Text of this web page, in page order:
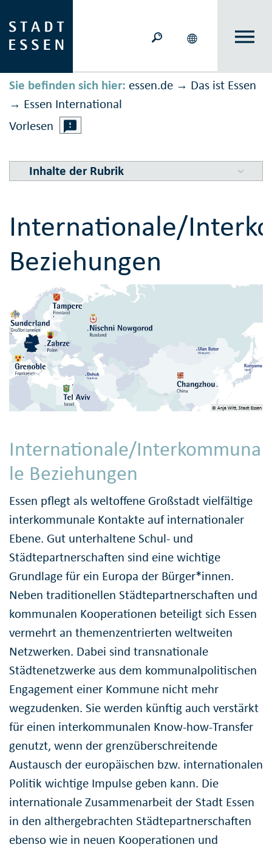
Sie befinden sich hier: essen.de → Das ist Essen
→ Essen International
Vorlesen
Inhalte der Rubrik
Internationale/
Beziehungen
© Anja Witt, Stadt Essen
Internationale/Interkommuna
le Beziehungen
Essen pflegt als weltoffene Großstadt vielfältige
interkommunale Kontakte auf internationaler
Ebene. Gut unterhaltene Schul- und
Städtepartnerschaften sind eine wichtige
Grundlage für ein Europa der Bürger*innen.
Neben traditionellen Städtepartnerschaften und
kommunalen Kooperationen beteiligt sich Essen
vermehrt an themenzentrierten weltweiten
Netzwerken. Dabei sind transnationale
Städtenetzwerke aus dem kommunalpolitischen
Engagement einer Kommune nicht mehr
wegzudenken. Sie werden künftig auch verstärkt
für einen interkommunalen Know-how-Transfer
genutzt, wenn der grenzüberschreitende
Austausch der europäischen bzw. internationalen
Politik wichtige Impulse geben kann. Die
internationale Zusammenarbeit der Stadt Essen
in den althergebrachten Städtepartnerschaften
ebenso wie in neuen Kooperationen und